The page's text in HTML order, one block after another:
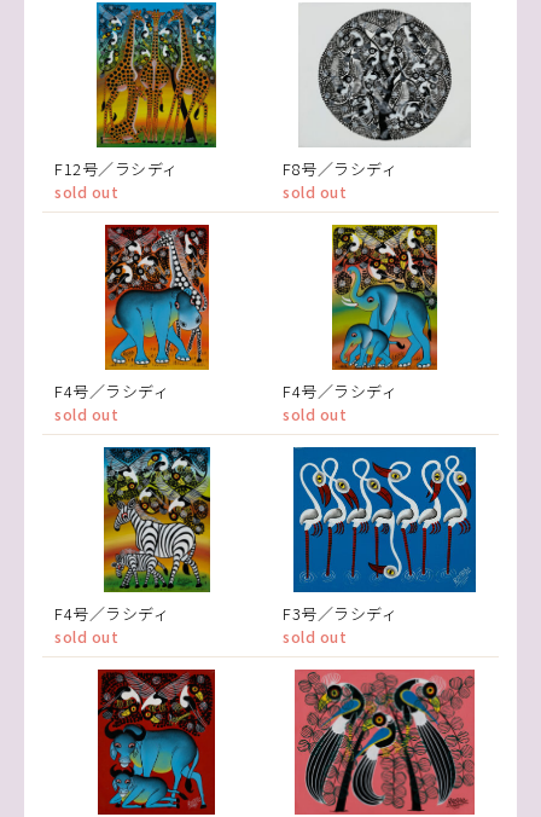
F12号／ラシディ
sold out
F8号／ラシディ
sold out
F4号／ラシディ
sold out
F4号／ラシディ
sold out
F4号／ラシディ
sold out
F3号／ラシディ
sold out